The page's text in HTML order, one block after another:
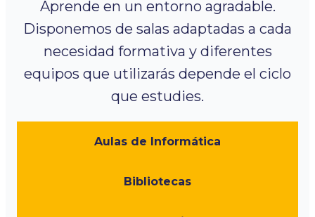
Aprende en un entorno agradable.
Disponemos de salas adaptadas a cada
necesidad formativa y diferentes
equipos que utilizarás depende el ciclo
que estudies.
Aulas de Informática
Bibliotecas